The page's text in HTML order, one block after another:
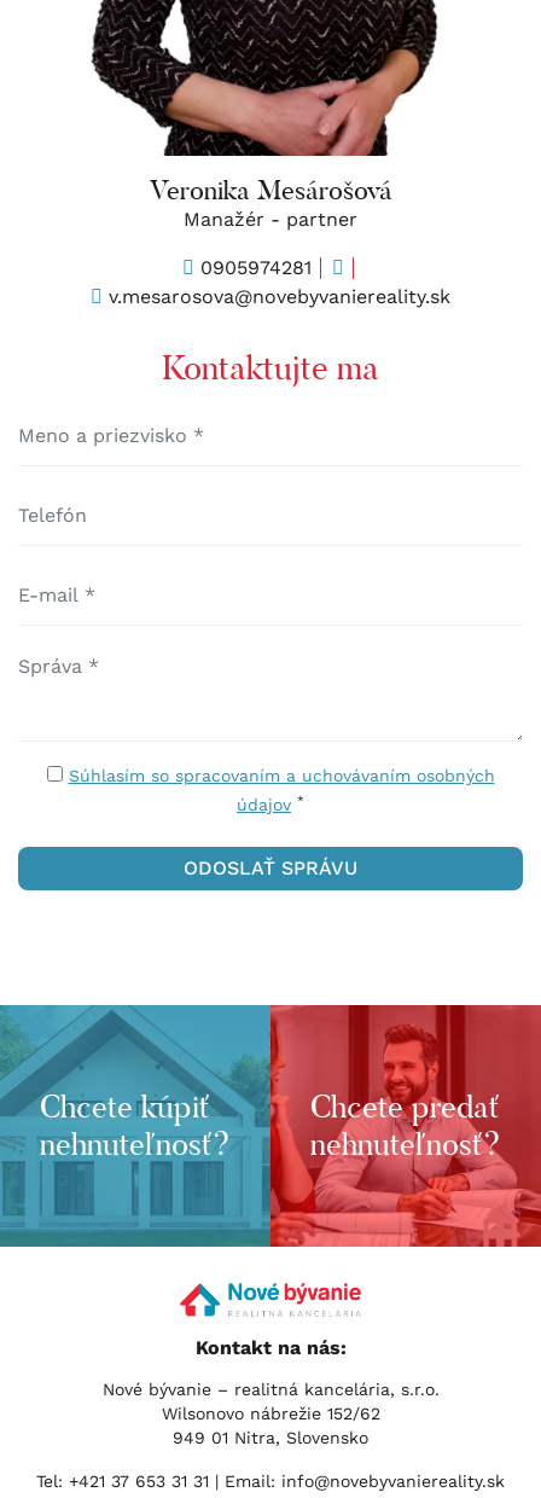
Veronika Mesárošová
Manažér - partner
0905974281
v.mesarosova@novebyvaniereality.sk
Kontaktujte ma
Súhlasím so spracovaním a uchovávaním osobných
údajov *
Chcete kúpiť
nehnuteľnosť?
Chcete predať
nehnuteľnosť?
Kontakt na nás:
Nové bývanie – realitná kancelária, s.r.o.
Wilsonovo nábrežie 152/62
949 01 Nitra, Slovensko
Tel: +421 37 653 31 31 | Email: info@novebyvaniereality.sk